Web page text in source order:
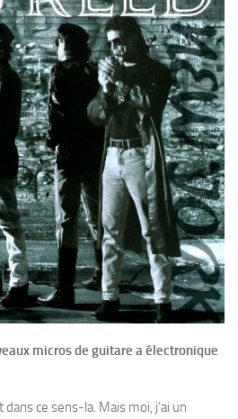
micros de guitare a électronique
ce sens-la. Mais moi, j’ai un